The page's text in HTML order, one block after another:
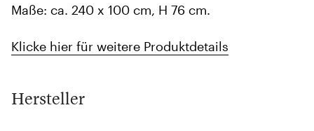
Maße: ca. 240 x 100 cm, H 76 cm.
Klicke hier für weitere Produktdetails
Hersteller